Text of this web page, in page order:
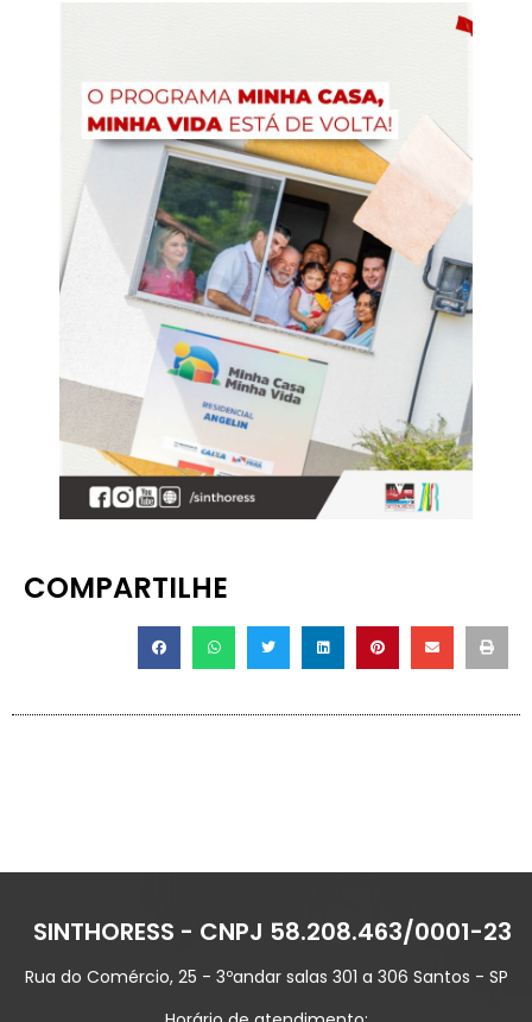
COMPARTILHE
SINTHORESS - CNPJ 58.208.463/0001-23
Rua do Comércio, 25 - 3ºandar salas 301 a 306 Santos - SP